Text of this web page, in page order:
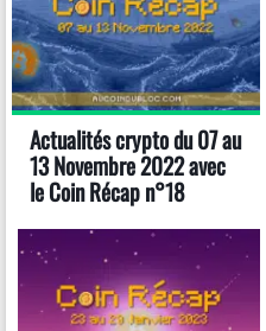
Actualités crypto du 07 au
13 Novembre 2022 avec
le Coin Récap n°18